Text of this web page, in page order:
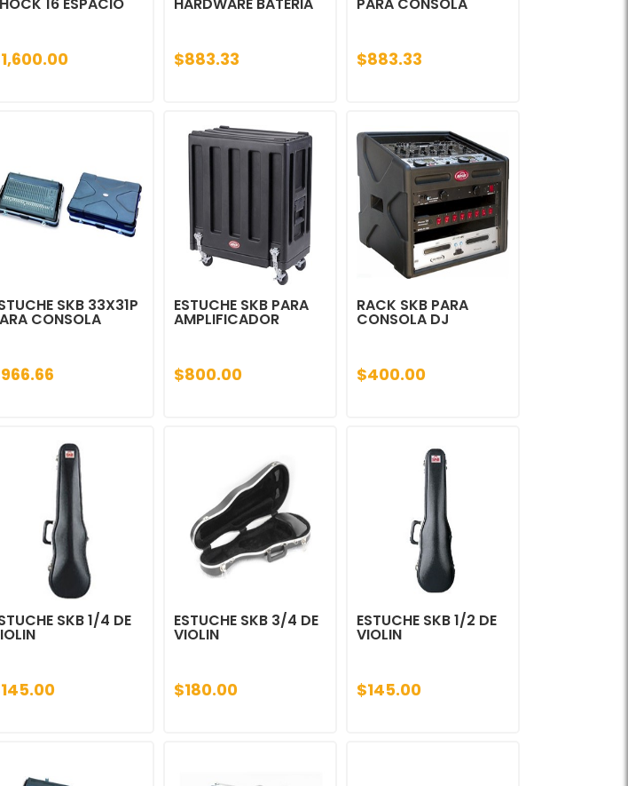
$883.33 $883.33
SKB 33X31P
CONSOLA
ESTUCHE SKB PARA
AMPLIFICADOR
$800.00
RACK SKB PARA
CONSOLA DJ
$400.00
SKB 1/4 DE ESTUCHE SKB 3/4 DE
VIOLIN
$180.00
ESTUCHE SKB 1/2 DE
VIOLIN
$145.00